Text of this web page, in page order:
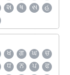
શ ષ સ
હ
ਖ ਗ ਘ
ਚ
ਧ ਨ ਪ
ਫ